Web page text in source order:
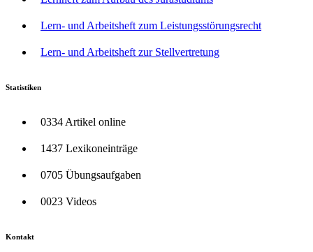
Lern- und Arbeitsheft zum Leistungsstörungsrecht
Lern- und Arbeitsheft zur Stellvertretung
Statistiken
0334 Artikel online
1437 Lexikoneinträge
0705 Übungsaufgaben
0023 Videos
Kontakt